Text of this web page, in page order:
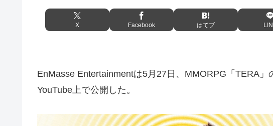
X Facebook はてブ
EnMasse Entertainmentは5月27日、MMORPG「TERA
YouTube上で公開した。